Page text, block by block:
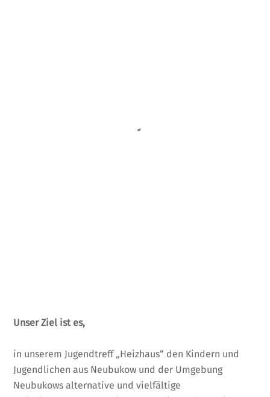
Unser Ziel ist es,
in unserem Jugendtreff „Heizhaus“ den Kindern und
Jugendlichen aus Neubukow und der Umgebung
Neubukows alternative und vielfältige